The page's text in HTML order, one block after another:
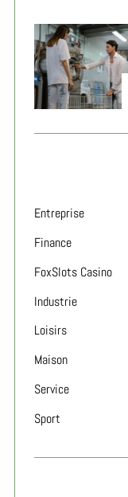
Entreprise
Finance
FoxSlots Casino
Industrie
Loisirs
Maison
Service
Sport